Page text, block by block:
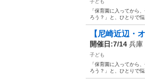
「保育園に入ってから
ろう？」と、ひとりで
【尼崎近辺・
開催日:7/14 兵庫
子ども
「保育園に入ってから
ろう？」と、ひとりで